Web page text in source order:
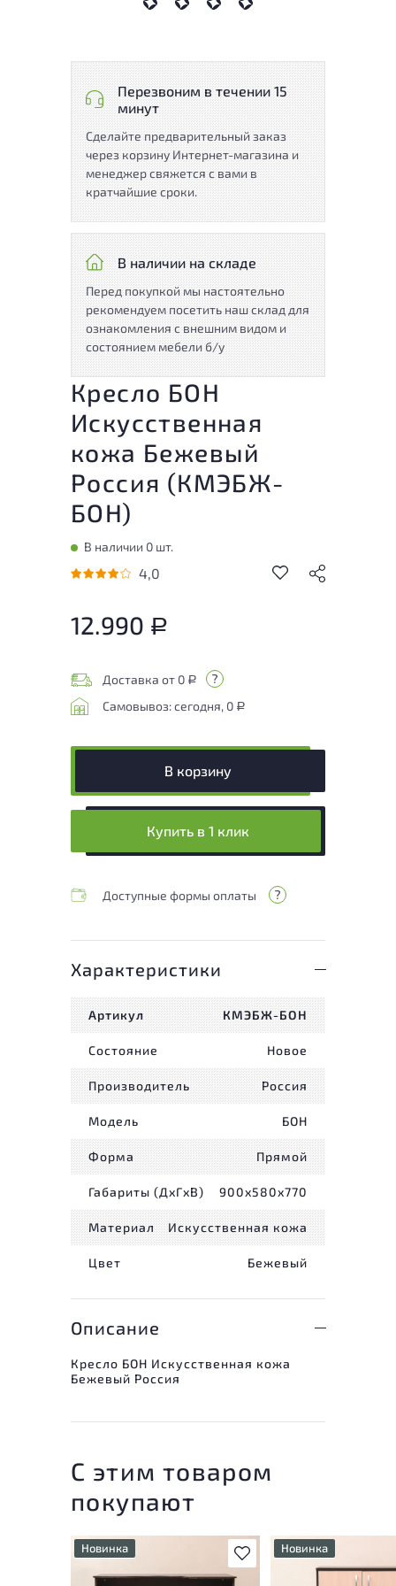
Перезвоним в течении 15
минут
Сделайте предварительный заказ
через корзину Интернет-магазина и
менеджер свяжется с вами в
кратчайшие сроки.
В наличии на складе
Перед покупкой мы настоятельно
рекомендуем посетить наш склад для
ознакомления с внешним видом и
состоянием мебели б/у
Кресло БОН
Искусственная
кожа Бежевый
Россия (КМЭБЖ-
БОН)
В наличии 0 шт.
4,0
12.990 Р
Доставка от 0 Р
Самовывоз: сегодня, 0 Р
В корзину
Купить в 1 клик
Доступные формы оплаты
Характеристики
Артикул КМЭБЖ-БОН
Состояние Новое
Производитель Россия
Модель БОН
Форма Прямой
Габариты (ДxГxВ) 900x580x770
Материал Искусственная кожа
Цвет Бежевый
Описание
Кресло БОН Искусственная кожа
Бежевый Россия
С этим товаром
покупают
В избранное
Новинка
У товара присутствуют
Новинка
У товара